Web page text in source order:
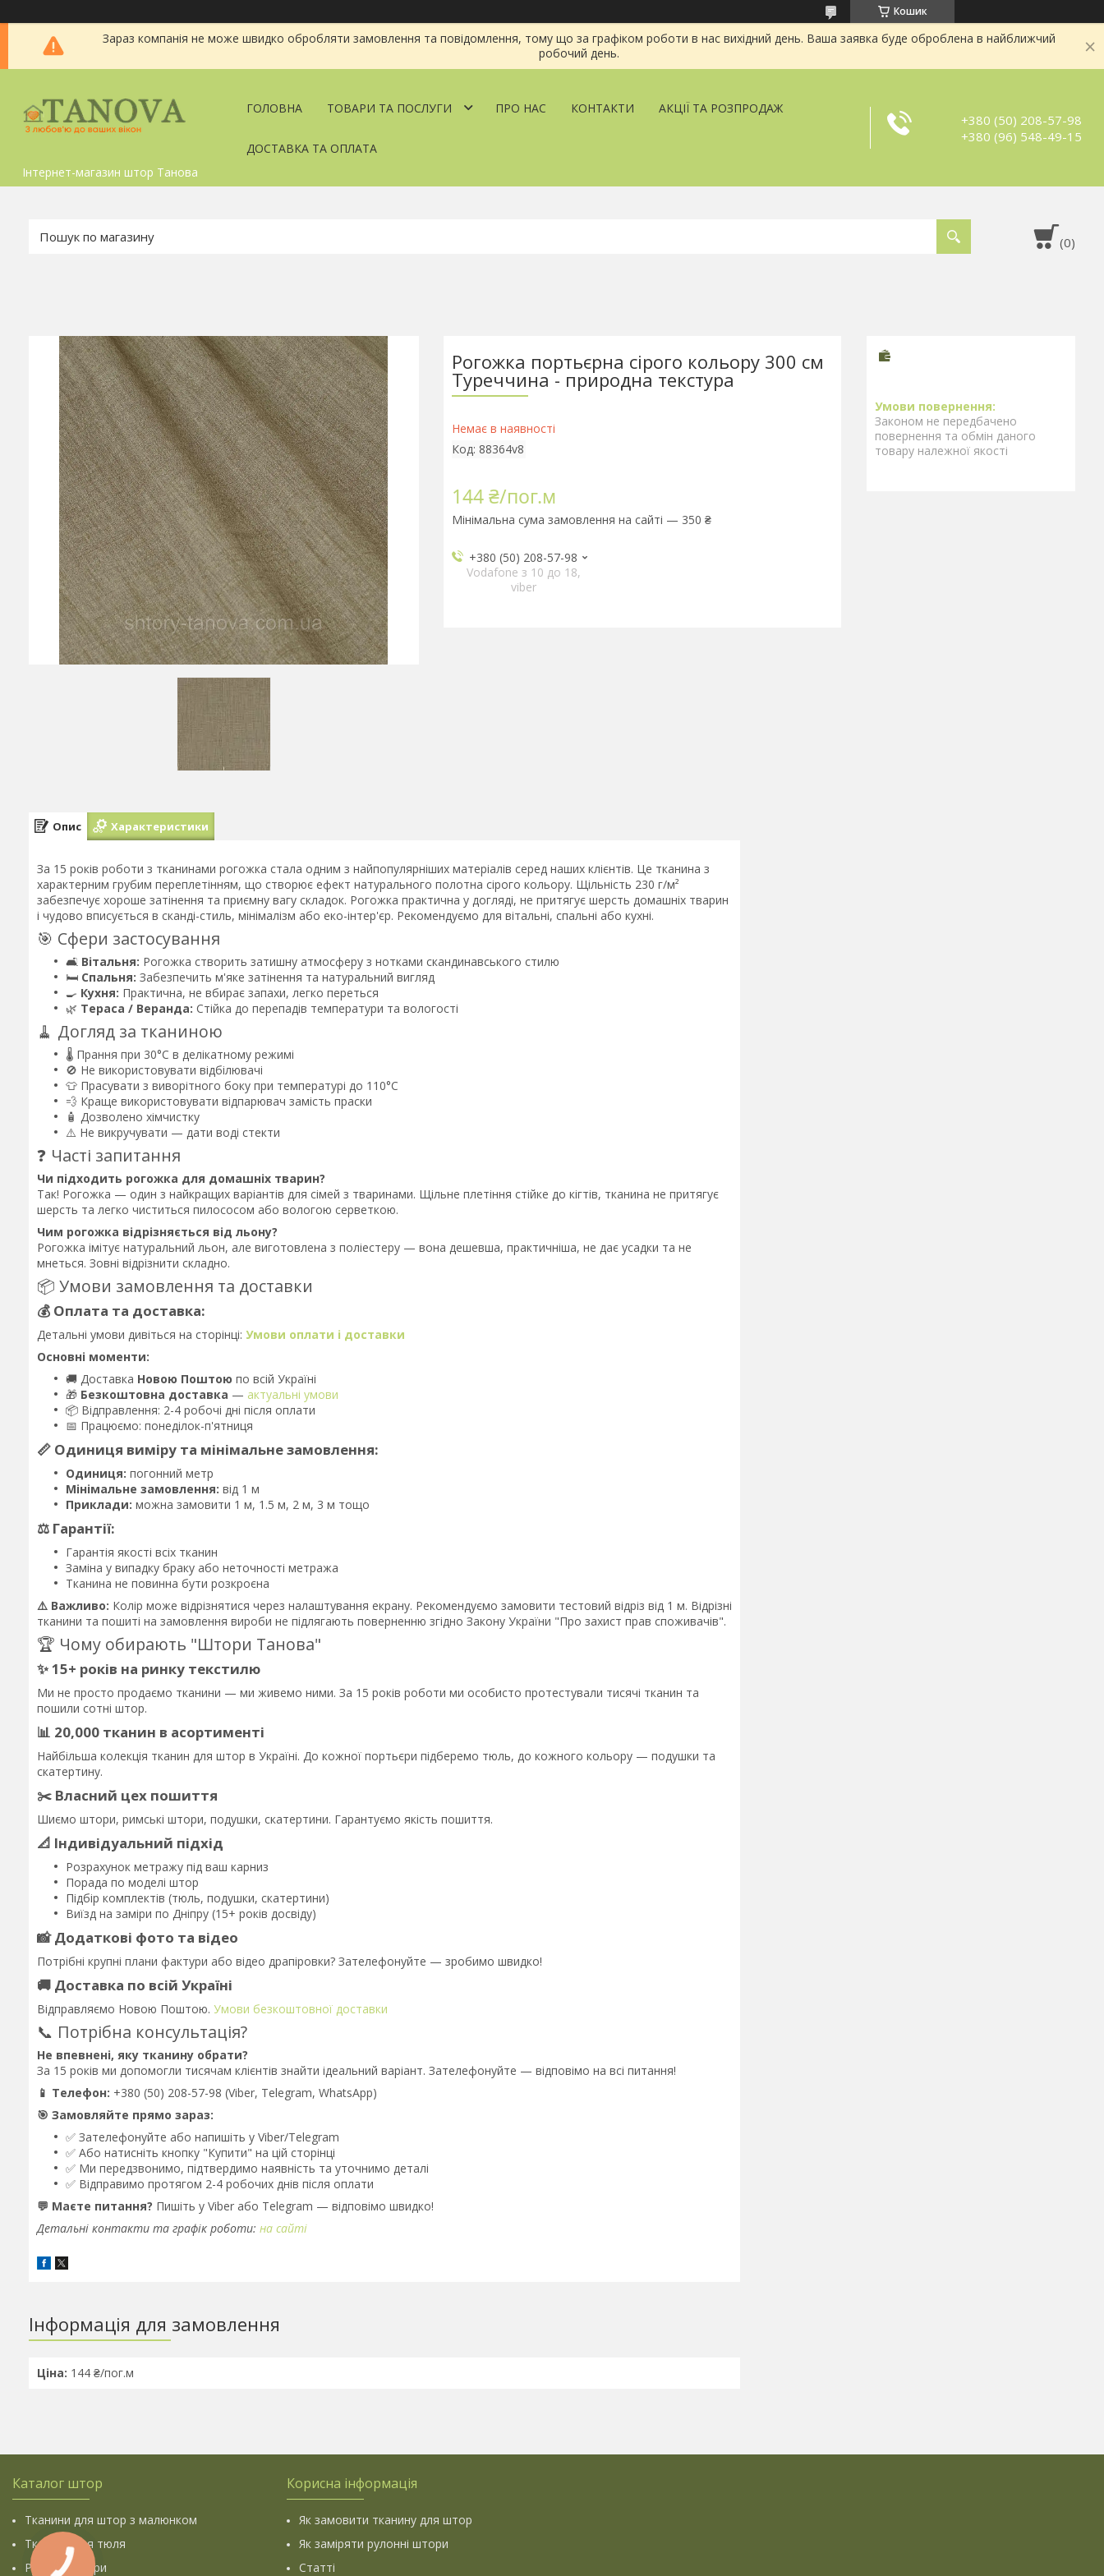
Кошик
Зараз компанія не може швидко обробляти замовлення та повідомлення, тому що за графіком роботи в нас вихідний день. Ваша заявка буде оброблена в найближчий
робочий день.
Інтернет-магазин штор Танова
ГОЛОВНА ТОВАРИ ТА ПОСЛУГИ ПРО НАС КОНТАКТИ АКЦІЇ ТА РОЗПРОДАЖ
ДОСТАВКА ТА ОПЛАТА
+380 (50) 208-57-98
+380 (96) 548-49-15
Рогожка портьєрна сірого кольору 300 см
Туреччина - природна текстура
Немає в наявності
Код: 88364v8
144 ₴/пог.м
Мінімальна сума замовлення на сайті — 350 ₴
+380 (50) 208-57-98
Vodafone з 10 до 18,
viber
Законом не передбачено
повернення та обмін даного
товару належної якості
Опис Характеристики
За 15 років роботи з тканинами рогожка стала одним з найпопулярніших матеріалів серед наших клієнтів. Це тканина з
характерним грубим переплетінням, що створює ефект натурального полотна сірого кольору. Щільність 230 г/м²
забезпечує хороше затінення та приємну вагу складок. Рогожка практична у догляді, не притягує шерсть домашніх тварин
і чудово вписується в сканді-стиль, мінімалізм або еко-інтер'єр. Рекомендуємо для вітальні, спальні або кухні.
🎯 Сфери застосування
🛋️ Вітальня: Рогожка створить затишну атмосферу з нотками скандинавського стилю
🛏️ Спальня: Забезпечить м'яке затінення та натуральний вигляд
🍳 Кухня: Практична, не вбирає запахи, легко переться
🌿 Тераса / Веранда: Стійка до перепадів температури та вологості
🧹 Догляд за тканиною
🌡️ Прання при 30°C в делікатному режимі
🚫 Не використовувати відбілювачі
👕 Прасувати з виворітного боку при температурі до 110°C
💨 Краще використовувати відпарювач замість праски
🧴 Дозволено хімчистку
⚠️ Не викручувати — дати воді стекти
❓ Часті запитання
Чи підходить рогожка для домашніх тварин?
Так! Рогожка — один з найкращих варіантів для сімей з тваринами. Щільне плетіння стійке до кігтів, тканина не притягує
шерсть та легко чиститься пилососом або вологою серветкою.
Чим рогожка відрізняється від льону?
Рогожка імітує натуральний льон, але виготовлена з поліестеру — вона дешевша, практичніша, не дає усадки та не
мнеться. Зовні відрізнити складно.
📦 Умови замовлення та доставки
💰 Оплата та доставка:
Детальні умови дивіться на сторінці: Умови оплати і доставки
Основні моменти:
🚚 Доставка Новою Поштою по всій Україні
🎁 Безкоштовна доставка — актуальні умови
📦 Відправлення: 2-4 робочі дні після оплати
📅 Працюємо: понеділок-п'ятниця
📏 Одиниця виміру та мінімальне замовлення:
Одиниця: погонний метр
Мінімальне замовлення: від 1 м
Приклади: можна замовити 1 м, 1.5 м, 2 м, 3 м тощо
⚖️ Гарантії:
Гарантія якості всіх тканин
Заміна у випадку браку або неточності метража
Тканина не повинна бути розкроєна
⚠️ Важливо: Колір може відрізнятися через налаштування екрану. Рекомендуємо замовити тестовий відріз від 1 м. Відрізні
тканини та пошиті на замовлення вироби не підлягають поверненню згідно Закону України "Про захист прав споживачів".
🏆 Чому обирають "Штори Танова"
✨ 15+ років на ринку текстилю
Ми не просто продаємо тканини — ми живемо ними. За 15 років роботи ми особисто протестували тисячі тканин та
пошили сотні штор.
📊 20,000 тканин в асортименті
Найбільша колекція тканин для штор в Україні. До кожної портьєри підберемо тюль, до кожного кольору — подушки та
скатертину.
✂️ Власний цех пошиття
Шиємо штори, римські штори, подушки, скатертини. Гарантуємо якість пошиття.
📐 Індивідуальний підхід
Розрахунок метражу під ваш карниз
Порада по моделі штор
Підбір комплектів (тюль, подушки, скатертини)
Виїзд на заміри по Дніпру (15+ років досвіду)
📸 Додаткові фото та відео
Потрібні крупні плани фактури або відео драпіровки? Зателефонуйте — зробимо швидко!
🚚 Доставка по всій Україні
Відправляємо Новою Поштою. Умови безкоштовної доставки
📞 Потрібна консультація?
Не впевнені, яку тканину обрати?
За 15 років ми допомогли тисячам клієнтів знайти ідеальний варіант. Зателефонуйте — відповімо на всі питання!
📱 Телефон: +380 (50) 208-57-98 (Viber, Telegram, WhatsApp)
🎯 Замовляйте прямо зараз:
✅ Зателефонуйте або напишіть у Viber/Telegram
✅ Або натисніть кнопку "Купити" на цій сторінці
✅ Ми передзвонимо, підтвердимо наявність та уточнимо деталі
✅ Відправимо протягом 2-4 робочих днів після оплати
💬 Маєте питання? Пишіть у Viber або Telegram — відповімо швидко!
Детальні контакти та графік роботи: на сайті
Інформація для замовлення
Ціна: 144 ₴/пог.м
Каталог штор
Тканини для штор з малюнком
Тканини для тюля
Рулонні штори
Корисна інформація
Як замовити тканину для штор
Як заміряти рулонні штори
Статті